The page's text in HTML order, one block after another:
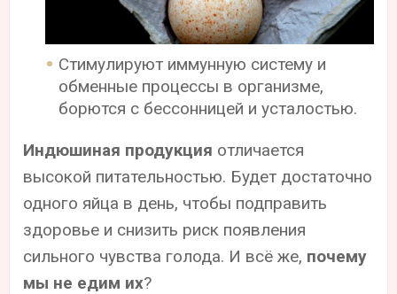
Стимулируют иммунную систему и
обменные процессы в организме,
борются с бессонницей и усталостью.
Индюшиная продукция отличается
высокой питательностью. Будет достаточно
одного яйца в день, чтобы подправить
здоровье и снизить риск появления
сильного чувства голода. И всё же, почему
мы не едим их?